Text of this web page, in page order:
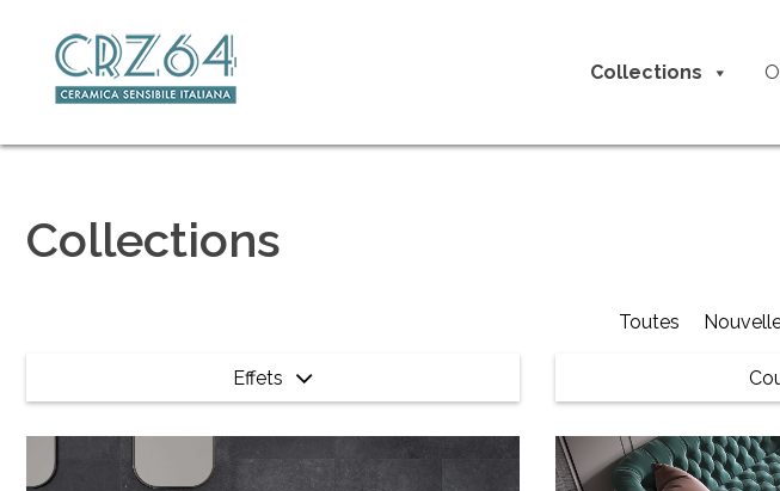
Collections
Collections
Toutes
Effets